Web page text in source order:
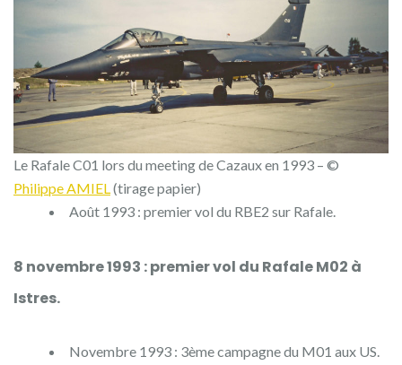
Le Rafale C01 lors du meeting de Cazaux en 1993 – ©
Philippe AMIEL(tirage papier)
Août 1993 : premier vol du RBE2 sur Rafale.
8 novembre 1993 : premier vol du Rafale M02 à
Istres.
Novembre 1993 : 3ème campagne du M01 aux US.